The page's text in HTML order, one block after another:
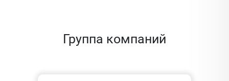
Группа компаний